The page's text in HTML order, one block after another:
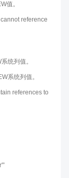
值。
reference
统列值。
系统列值。
references to